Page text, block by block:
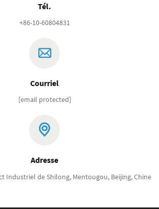
Tél.
+86-10-60804831
Courriel
[email protected]
Adresse
Industriel de Shilong, Mentougou, Beijing, Chine